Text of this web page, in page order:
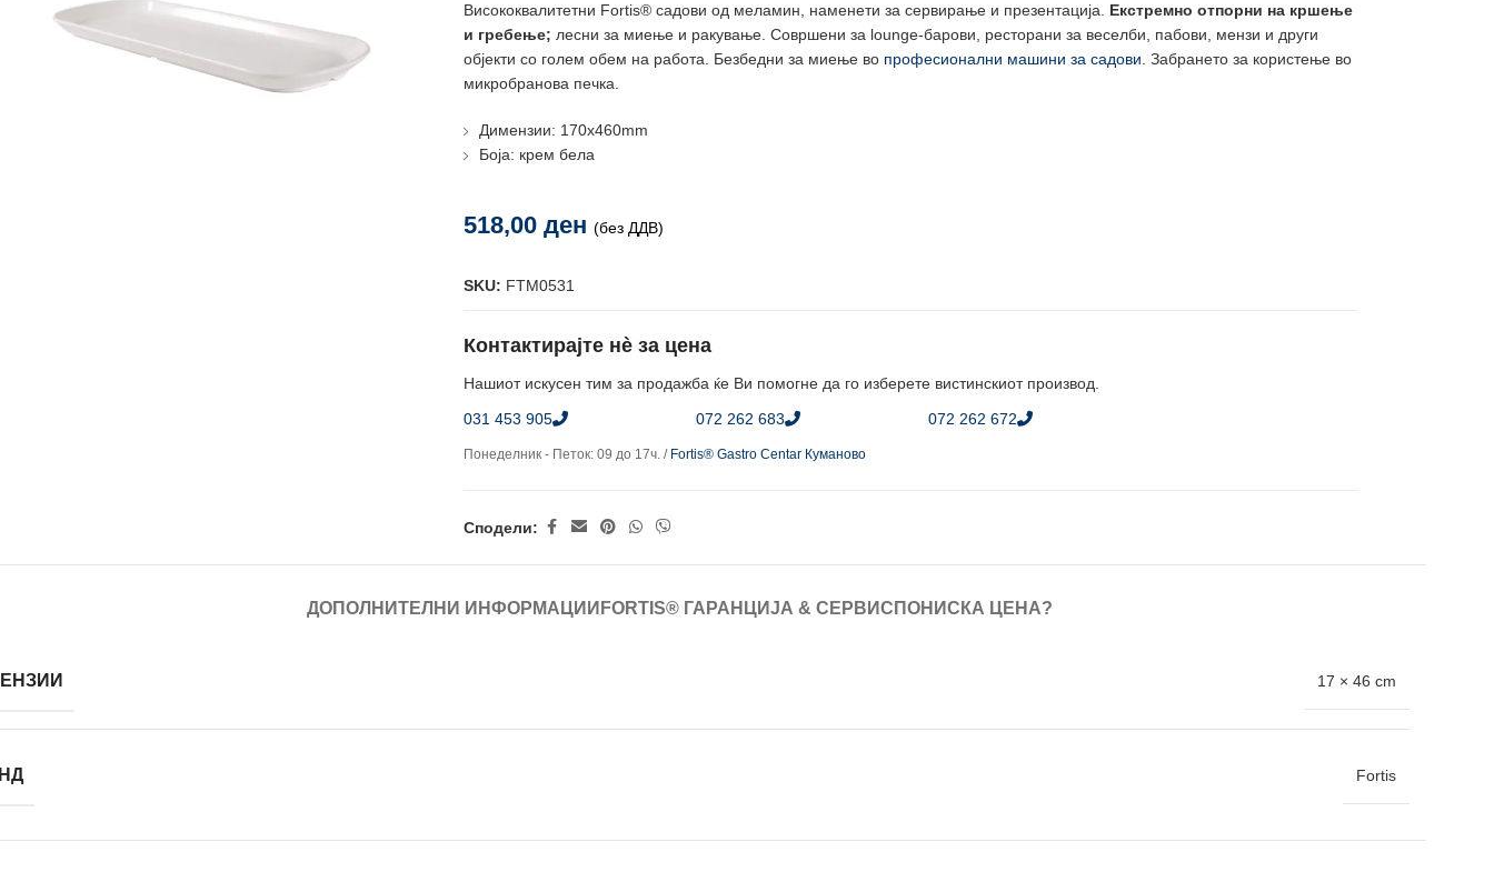
Висококвалитетни Fortis® садови од меламин, наменети за сервирање и презентација. Екстремно отпорни на кршење
и гребење; лесни за миење и ракување. Совршени за lounge-барови, ресторани за веселби, пабови, мензи и други
објекти со голем обем на работа. Безбедни за миење во професионални машини за садови . Забрането за користење во
микробранова печка.
Димензии: 170х460mm
Боја: крем бела
518,00ден (без ДДВ)
SKU: FTM0531
Контактирајте нè за цена
Нашиот искусен тим за продажба ќе Ви помогне да го изберете вистинскиот производ.
031 453 905
072 262 683 072 262 672
Понеделник - Петок: 09 до 17ч. / Fortis® Gastro Centar Куманово
Сподели:
ДОПОЛНИТЕЛНИ ИНФОРМАЦИИ FORTIS® ГАРАНЦИЈА & СЕРВИС ПОНИСКА ЦЕНА?
17 × 46 cm
Fortis